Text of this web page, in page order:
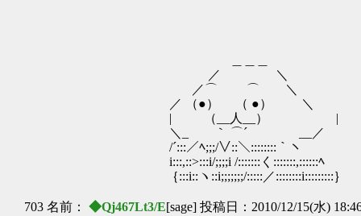
／ ＼
／⌒ ⌒ ＼
／ （●） （ ●） ＼
| （__人__） | ノンノン、モ
＼_ ｀ ⌒´ __／
/´:::／ﾍ;;;/∨::＼::::::::｀ヽ 何のために
i:::,::>:::i/;;;;i /:::::::く
｛:::i::ヽ::i;;;;;;;/:::::／::::::::i:::::::::｝
703 名前： ◆Qj467Lt3/E[sage] 投稿日：2010/12/15(水)